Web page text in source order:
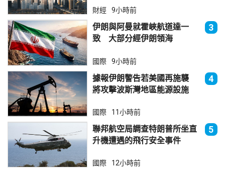
財經 9小時前
伊朗與阿曼就霍峽航道達一
致 大部分經伊朗領海
3
國際 9小時前
據報伊朗警告若美國再施襲
將攻擊波斯灣地區能源設施
4
國際 11小時前
聯邦航空局調查特朗普所坐直
升機遭遇的飛行安全事件
5
國際 12小時前